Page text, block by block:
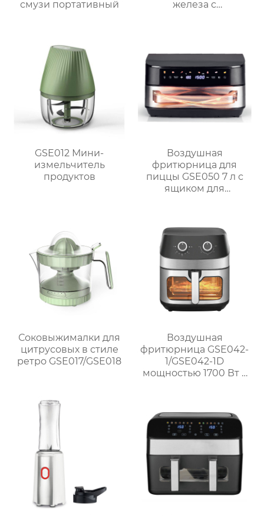
смузи портативный
железа с
GSE012 Мини-
измельчитель
продуктов
Воздушная
фритюрница для
пиццы GSE050 7 л с
ящиком для
Соковыжималки для
цитрусовых в стиле
ретро GSE017/GSE018
Воздушная
фритюрница GSE042-
1/GSE042-1D
мощностью 1700 Вт с
стали для домашнего
использования